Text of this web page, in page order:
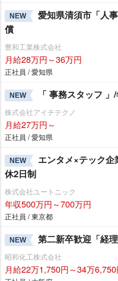
NEW
愛知県清須市「人
償
豊和工業株式会社
月給28万円～36万円
正社員 / 愛知県
NEW 「 事務スタッフ
株式会社アイチテクノ
月給27万円～
正社員 / 愛知県
NEW
エンタメ×テック
休2日制
株式会社ユートニック
年収500万円～700万円
正社員 / 東京都
NEW 第二新卒歓迎「経
昭和化工株式会社
月給22万1,750円～34万6,750